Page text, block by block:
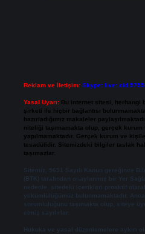
Reklam ve İletişim: Skype:
Yasal Uyarı: Bu internet sitesi, herhangi
şirketi ile hiçbir bağlantısı
hazırladığımız makaleler
niteliği taşımamakta olup, gerçek kurum
yapılmamaktadır. Gerçek kurum ve
tesadüfidir. Sitemizdeki bilgiler taslak
taşımazlar.
Sitemiz, 5651 Sayılı Kanun gereğince
(BTK) tarafından onaylanmış bir Yer
nedenle, sitedeki içerikleri proaktif
yükümlülüğümüz bulunmamaktadır.
sorumluluğunu taşımakta olup, siteye
etmiş sayılırlar.
Hukuka ve yasal düzenlemelere aykırı